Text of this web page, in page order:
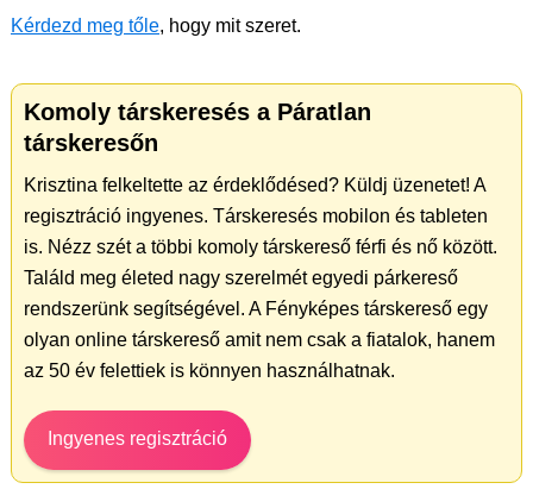
Kérdezd meg tőle, hogy mit szeret.
Komoly társkeresés a Páratlan
társkeresőn
Krisztina felkeltette az érdeklődésed? Küldj üzenetet! A
regisztráció ingyenes. Társkeresés mobilon és tableten
is. Nézz szét a többi komoly társkereső férfi és nő között.
Találd meg életed nagy szerelmét egyedi párkereső
rendszerünk segítségével. A Fényképes társkereső egy
olyan online társkereső amit nem csak a fiatalok, hanem
az 50 év felettiek is könnyen használhatnak.
Ingyenes regisztráció